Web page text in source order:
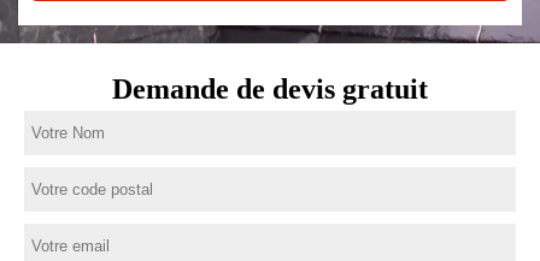
Demande de devis gratuit